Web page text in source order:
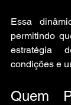
Essa
permitindo
estratégia
condições e
Quem